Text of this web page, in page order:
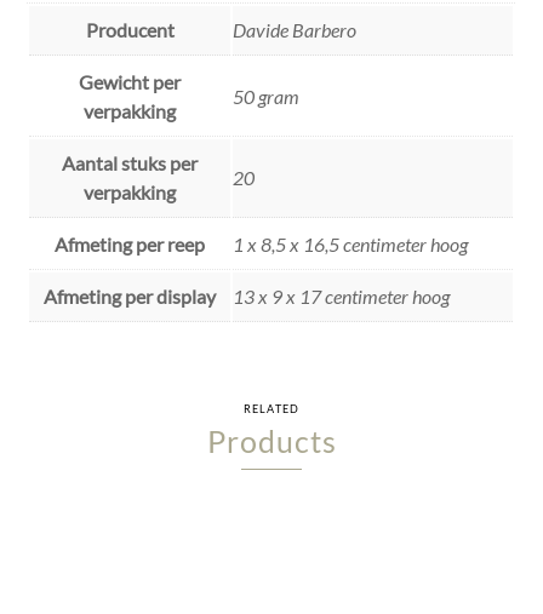
Producent Davide Barbero
Gewicht per
verpakking
50 gram
Aantal stuks per
verpakking
20
Afmeting per reep 1 x 8,5 x 16,5 centimeter hoog
Afmeting per display 13 x 9 x 17 centimeter hoog
RELATED
Products